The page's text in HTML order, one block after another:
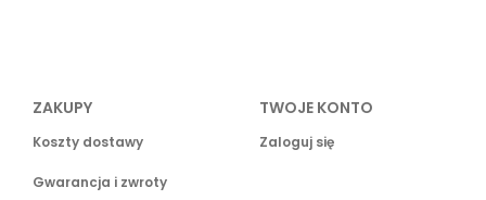
ZAKUPY
Koszty dostawy
Gwarancja i zwroty
TWOJE KONTO
Zaloguj się